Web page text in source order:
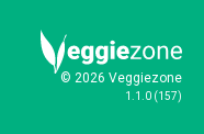
© 2026 Veggiezone
1.1.0 (157)